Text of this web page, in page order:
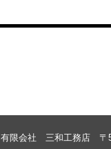
有限会社 三和工務店 〒